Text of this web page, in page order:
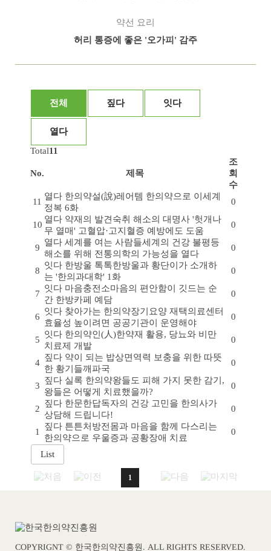
약선 요리
허리 통증에 좋은 '오가피' 감주
전체 짚다 잇다
열다
Total11
No. 제목
조
회
수
11
열다 한의약설(說)레어템 한의약으로 이세계
정복 6화
0
10
열다 약재의 발견 숙취 해소의 대명사 '헛개나
무 열매' 고혈압·고지혈증 예방에도 도움
0
9
열다 세계를 여는 사람들세계의 건강 불평등
해소를 위해 전통의학의 가능성을 열다
0
8
잇다 한방울 톡톡한방울과 황단이가 소개하
는 '한의과대학' 1화
0
7
잇다 마음충전소마음의 편안함이 깃드는 순
간 한방카페 예담
0
6
잇다 찾아가는 한의약장기요양 재택의료센터
효율성 높이려면 공공기관이 운영해야
0
5
잇다 한의약인(人)한약재 활용, 당뇨와 비만
치료제 개발
0
4
짚다 약이 되는 밥상면역력 보충을 위한 따뜻
한 황기들깨파국
0
3
짚다 실록 한의약왕들도 피해 가지 못한 감기,
왕들은 어떻게 치료했을까?
0
2
짚다 한문한답독자의 건강 고민을 한의사가
상담해 드립니다!
0
1
짚다 튼튼처방전 몸과 마음을 함께 다스리는
한의약으로 우울증과 공황장애 치료
0
1
COPYRIGNT © 한국한의약진흥원. ALL RIGHTS RESERVED.